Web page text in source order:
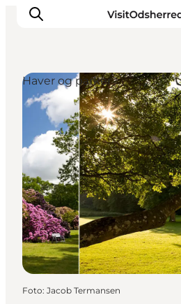
DET SKER
OPLEV
SPIS
OVERNAT
PRAKTISK
NYHEDSBREV
Haver og parker
Foto: Jacob Termansen